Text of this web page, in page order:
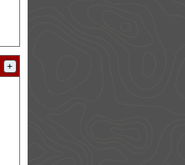
+